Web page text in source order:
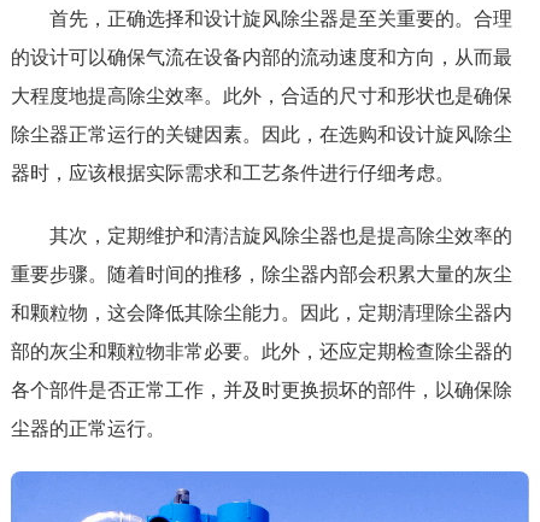
首先，正确选择和设计旋风除尘器是至关重要的。合理
的设计可以确保气流在设备内部的流动速度和方向，从而最
大程度地提高除尘效率。此外，合适的尺寸和形状也是确保
除尘器正常运行的关键因素。因此，在选购和设计旋风除尘
器时，应该根据实际需求和工艺条件进行仔细考虑。
其次，定期维护和清洁旋风除尘器也是提高除尘效率的
重要步骤。随着时间的推移，除尘器内部会积累大量的灰尘
和颗粒物，这会降低其除尘能力。因此，定期清理除尘器内
部的灰尘和颗粒物非常必要。此外，还应定期检查除尘器的
各个部件是否正常工作，并及时更换损坏的部件，以确保除
尘器的正常运行。